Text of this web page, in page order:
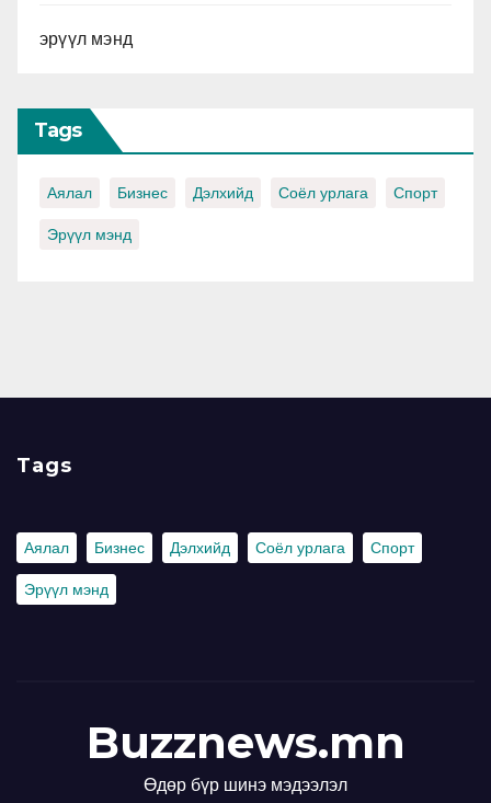
эрүүл мэнд
Tags
Аялал Бизнес Дэлхийд Соёл урлага Спорт
Эрүүл мэнд
Tags
Аялал Бизнес Дэлхийд Соёл урлага Спорт
Эрүүл мэнд
Buzznews.mn
Өдөр бүр шинэ мэдээлэл